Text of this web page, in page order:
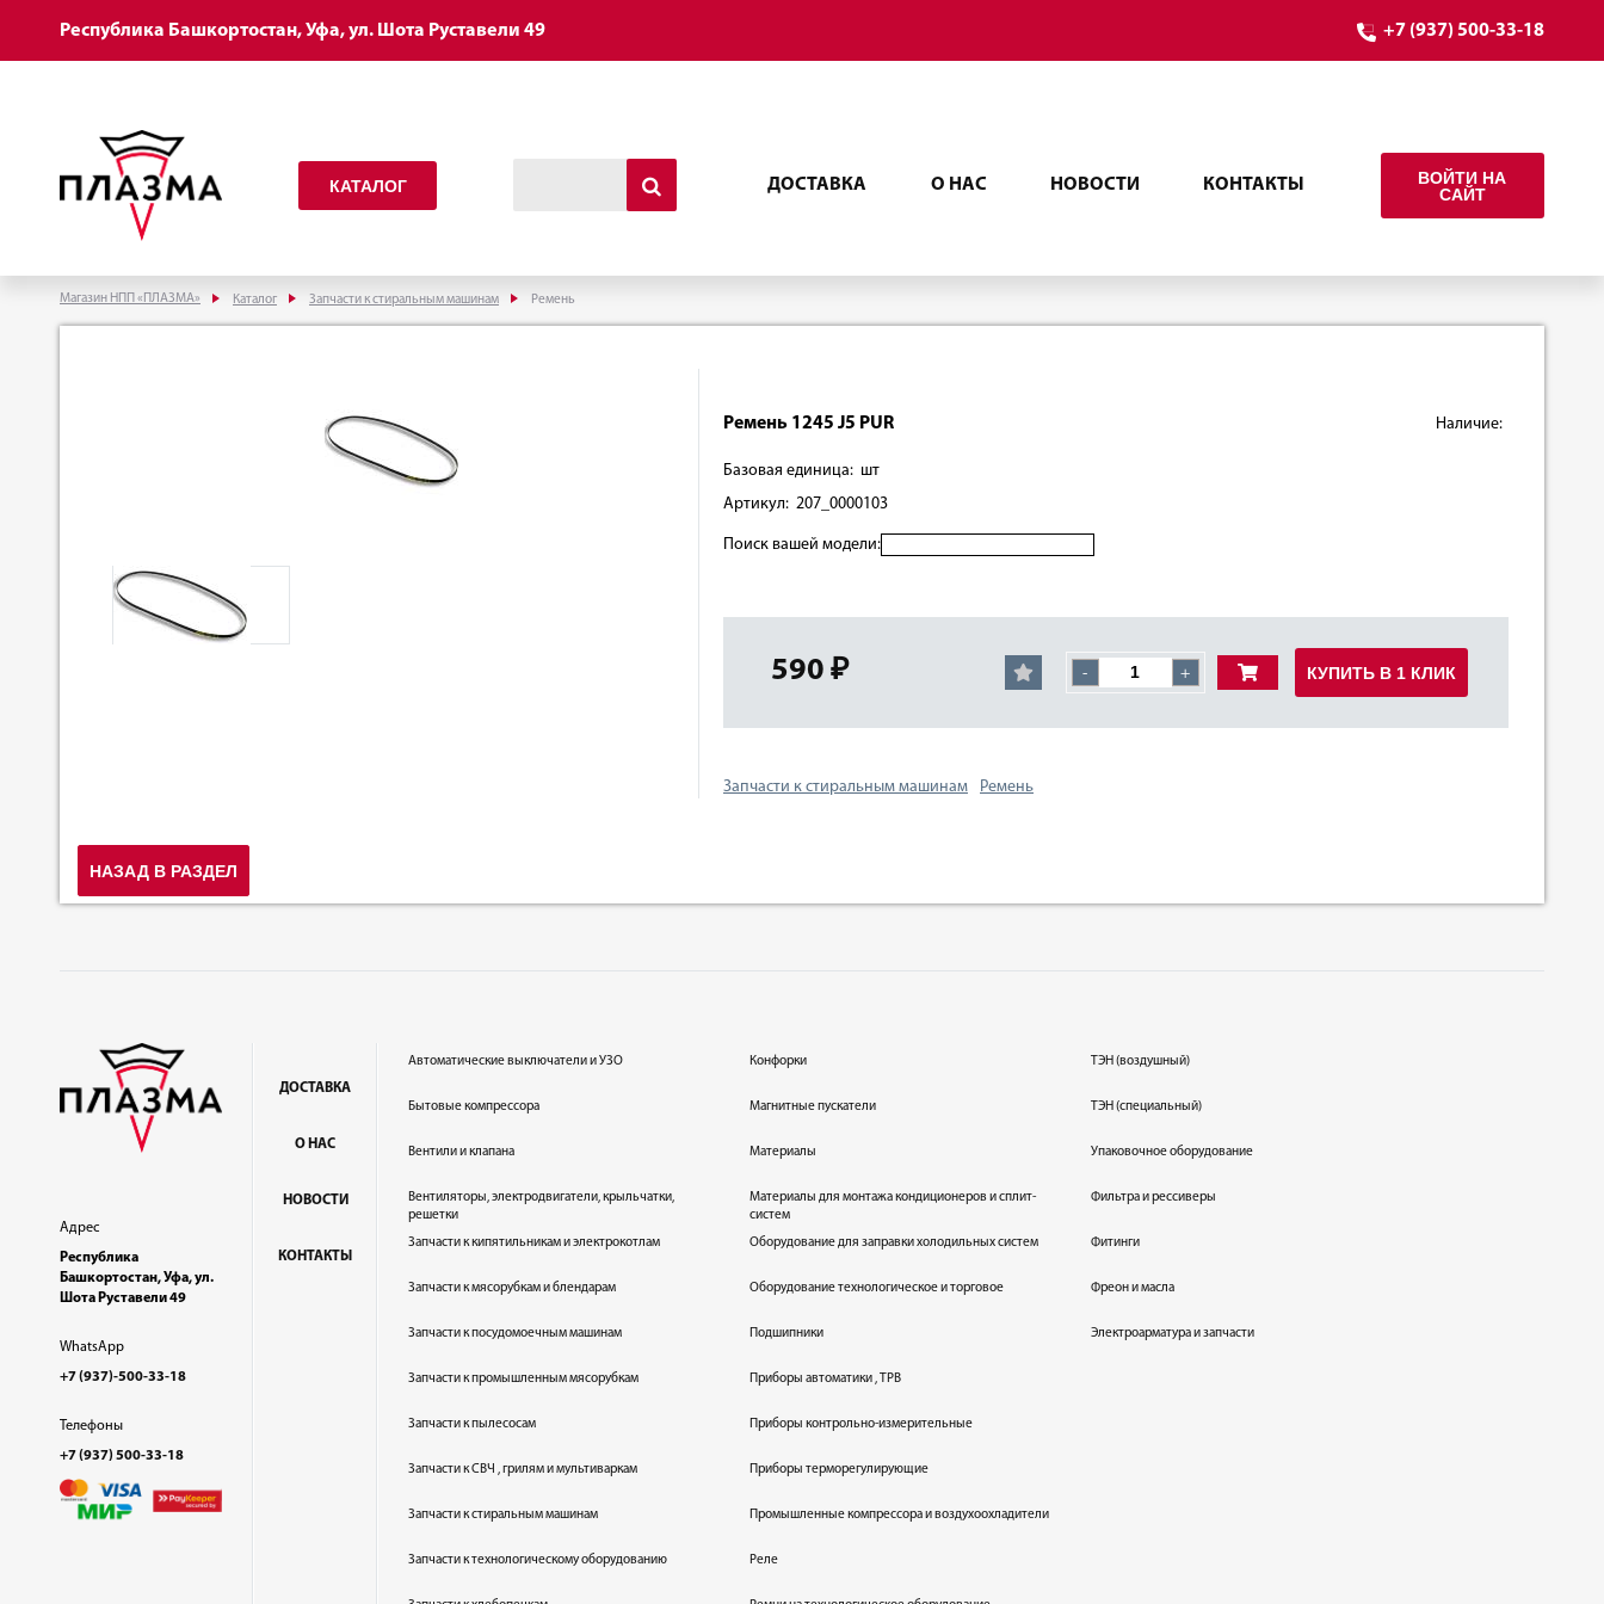
Республика Башкортостан, Уфа, ул. Шота Руставели 49 +7 (937) 500-33-18
КАТАЛОГ ДОСТАВКА О НАС НОВОСТИ КОНТАКТЫ
ВОЙТИ НА
САЙТ
Магазин НПП «ПЛАЗМА» Каталог Запчасти к стиральным машинам Ремень
Ремень 1245 J5 PUR Наличие:
Базовая единица: шт
Артикул: 207_0000103
Поиск вашей модели:
590 ₽ - + КУПИТЬ В 1 КЛИК
Запчасти к стиральным машинам Ремень
НАЗАД В РАЗДЕЛ
Адрес
Республика
Башкортостан, Уфа, ул.
Шота Руставели 49
WhatsApp
+7 (937)-500-33-18
Телефоны
+7 (937) 500-33-18
ДОСТАВКА
О НАС
НОВОСТИ
КОНТАКТЫ
Автоматические выключатели и УЗО
Бытовые компрессора
Вентили и клапана
Вентиляторы, электродвигатели, крыльчатки,
решетки
Запчасти к кипятильникам и электрокотлам
Запчасти к мясорубкам и блендарам
Запчасти к посудомоечным машинам
Запчасти к промышленным мясорубкам
Запчасти к пылесосам
Запчасти к СВЧ , грилям и мультиваркам
Запчасти к стиральным машинам
Запчасти к технологическому оборудованию
Конфорки
Магнитные пускатели
Материалы
Материалы для монтажа кондиционеров и сплит-
систем
Оборудование для заправки холодильных систем
Оборудование технологическое и торговое
Подшипники
Приборы автоматики , ТРВ
Приборы контрольно-измерительные
Приборы терморегулирующие
Промышленные компрессора и воздухоохладители
Реле
ТЭН (воздушный)
ТЭН (специальный)
Упаковочное оборудование
Фильтра и рессиверы
Фитинги
Фреон и масла
Электроарматура и запчасти